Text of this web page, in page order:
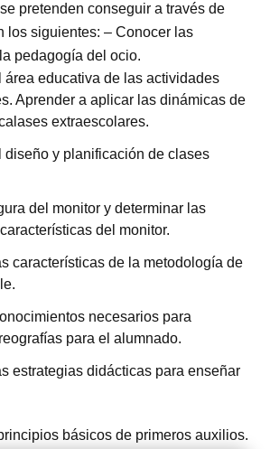
pretenden conseguir a través de
los siguientes: – Conocer las
pedagogía del ocio.
área educativa de las actividades
Aprender a aplicar las dinámicas de
extraescolares.
diseño y planificación de clases
del monitor y determinar las
del monitor.
características de la metodología de
necesarios para
para el alumnado.
estrategias didácticas para enseñar
básicos de primeros auxilios.